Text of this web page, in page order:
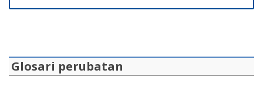
Glosari perubatan